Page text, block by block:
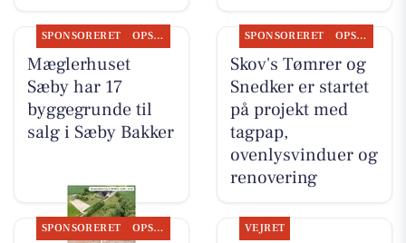
SPONSORERET OPSLAGSTAVLEN
Mæglerhuset
Sæby har 17
byggegrunde til
salg i Sæby Bakker
SPONSORERET OPSLAGSTAVLEN
Skov's Tømrer og
Snedker er startet
på projekt med
tagpap,
ovenlysvinduer og
renovering
SPONSORERET OPSLAGSTAVLEN VEJRET